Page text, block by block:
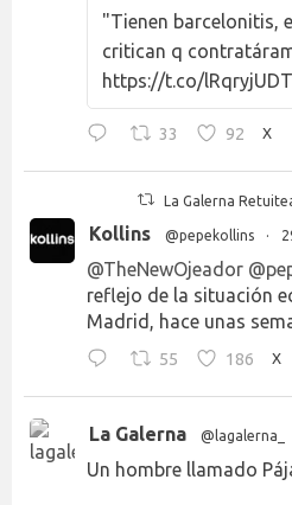
"Tienen barcelonitis,
critican q
https://t.co/
33 92 X
La Galerna
Kollins @pepekollins ·
@TheNewOjeador
reflejo de la situación
Madrid, hace unas
55 186 X
La Galerna @lagalerna_
Un hombre llamado